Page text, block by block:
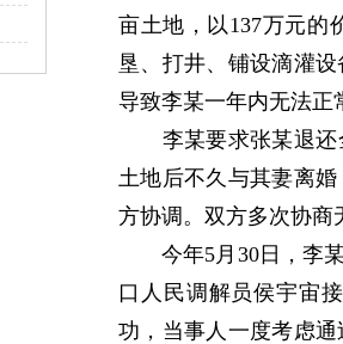
亩土地，以137万元的
垦、打井、铺设滴灌
导致李某一年内无法正
李某要求张某退还
土地后不久与其妻离
方协调。双方多次协商
今年5月30日，李某
口人民调解员侯宇宙
功，当事人一度考虑